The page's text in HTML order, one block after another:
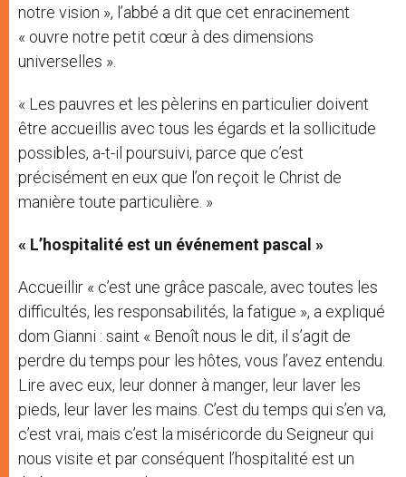
notre vision », l’abbé a dit que cet enracinement
« ouvre notre petit cœur à des dimensions
universelles ».
« Les pauvres et les pèlerins en particulier doivent
être accueillis avec tous les égards et la sollicitude
possibles, a-t-il poursuivi, parce que c’est
précisément en eux que l’on reçoit le Christ de
manière toute particulière. »
« L’hospitalité est un événement pascal »
Accueillir « c’est une grâce pascale, avec toutes les
difficultés, les responsabilités, la fatigue », a expliqué
dom Gianni : saint « Benoît nous le dit, il s’agit de
perdre du temps pour les hôtes, vous l’avez entendu.
Lire avec eux, leur donner à manger, leur laver les
pieds, leur laver les mains. C’est du temps qui s’en va,
c’est vrai, mais c’est la miséricorde du Seigneur qui
nous visite et par conséquent l’hospitalité est un